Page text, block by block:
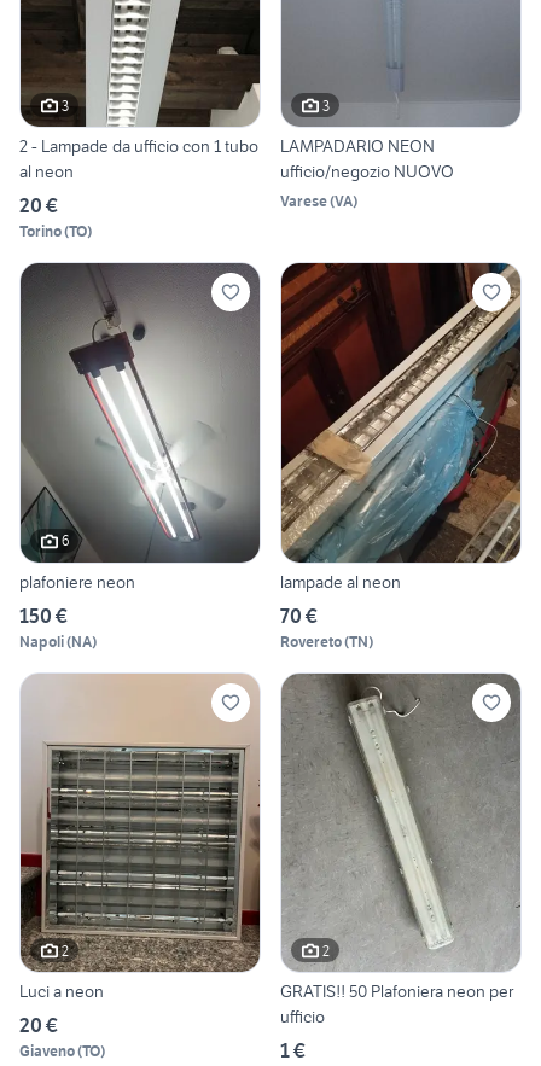
3
2 - Lampade da ufficio con 1 tubo
al neon
20 €
Torino(TO)
3
LAMPADARIO NEON
ufficio/negozio NUOVO
Varese(VA)
6
plafoniere neon
150 €
Napoli(NA)
lampade al neon
70 €
Rovereto(TN)
2
Luci a neon
20 €
Giaveno(TO)
2
GRATIS!! 50 Plafoniera neon per
ufficio
1 €